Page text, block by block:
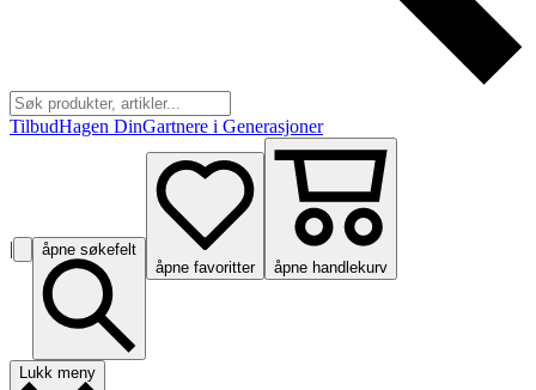
TilbudHagen DinGartnere i Generasjoner
|
åpne søkefelt
åpne favoritter
åpne handlekurv
Lukk meny